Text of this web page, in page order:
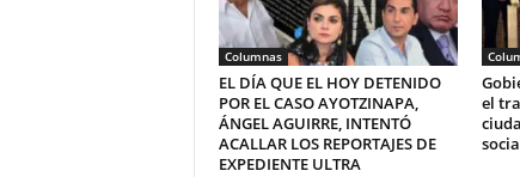
Columnas
EL DÍA QUE EL HOY DETENIDO
POR EL CASO AYOTZINAPA,
ÁNGEL AGUIRRE, INTENTÓ
ACALLAR LOS REPORTAJES DE
EXPEDIENTE ULTRA
el